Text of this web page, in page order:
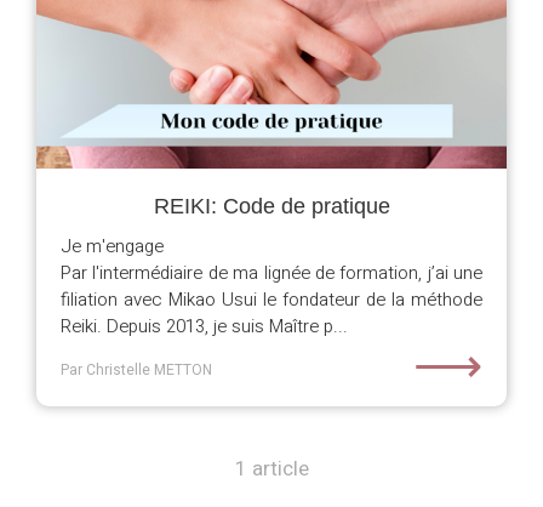
REIKI: Code de pratique
Je m'engage
Par l'intermédiaire de ma lignée de formation, j’ai une
filiation avec Mikao Usui le fondateur de la méthode
Reiki. Depuis 2013, je suis Maître p...
Par Christelle METTON ⟶
1 article